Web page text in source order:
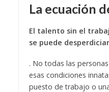
La ecuación
El talento sin el
se puede desperdiciar
. No todas las
esas condiciones
puesto de trabajo o